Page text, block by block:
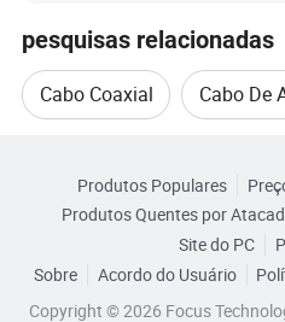
pesquisas relacionadas
Cabo Coaxial Cabo De
Cabo Coaxial De Antena
Navegue por Categorias
Produtos Populares
Produtos Quentes por
Site do PC
Sobre
Acordo do Usuário
Copyright © 2026 Focus